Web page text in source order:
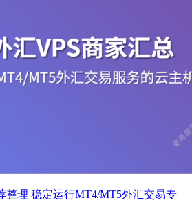
整理 稳定运行MT4/MT5外汇交易专